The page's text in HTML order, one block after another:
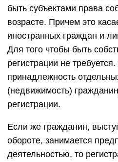
быть субъектами права
возрасте. Причем это
иностранных граждан и
Для того чтобы быть
регистрации не
принадлежность
(недвижимость)
регистрации.
Если же гражданин,
обороте, занимается
деятельностью, то